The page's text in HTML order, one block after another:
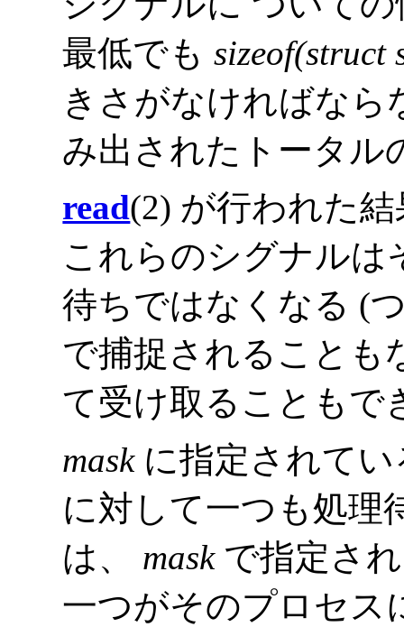
最低でもsizeof(struct
きさがなければな
み出されたトータル
read(2) が行われた
これらのシグナルは
待ちではなくなる (
で捕捉されることも
て受け取ることもで
maskに指定されてい
に対して一つも処
は、 maskで指定さ
一つがそのプロセス